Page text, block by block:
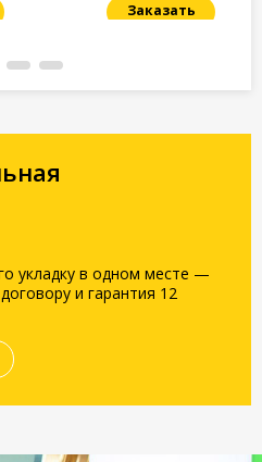
Заказать
укладку в одном месте —
и гарантия 12